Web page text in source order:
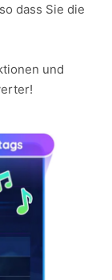
dass Sie die
und